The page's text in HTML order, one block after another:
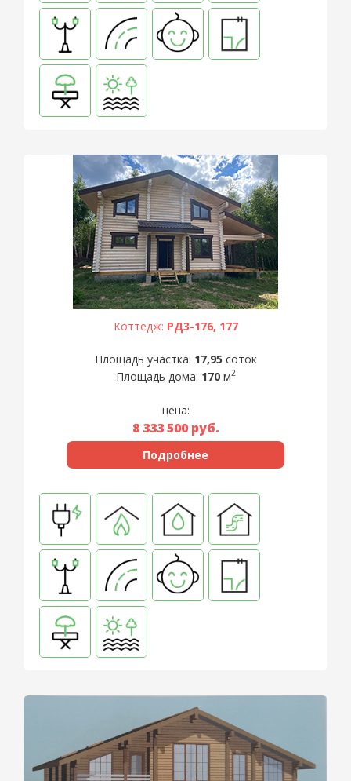
Коттедж: РД3-176, 177
Площадь участка: 17,95 соток
Площадь дома: 170м2
цена:
8 333 500руб.
Подробнее